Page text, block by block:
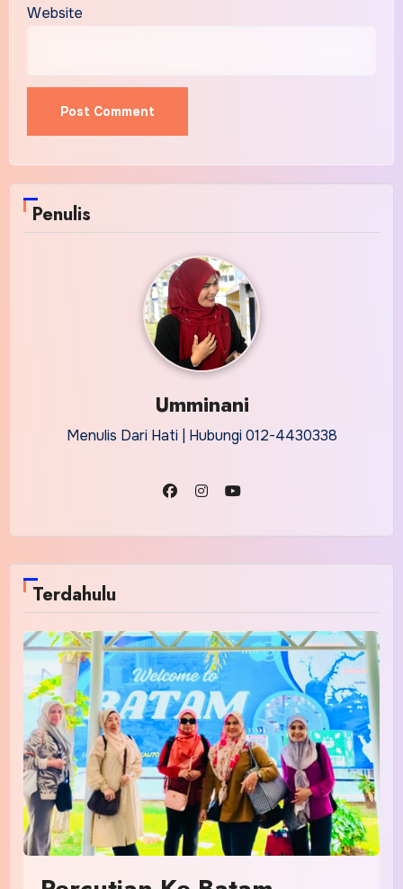
Website
Penulis
Umminani
Menulis Dari Hati | Hubungi 012-4430338
Terdahulu